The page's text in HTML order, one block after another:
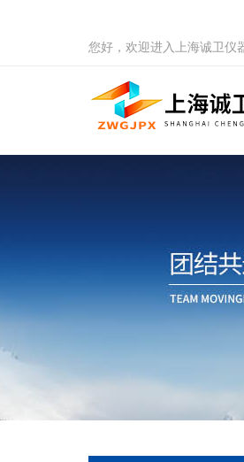
您好，欢迎进入上海诚卫仪